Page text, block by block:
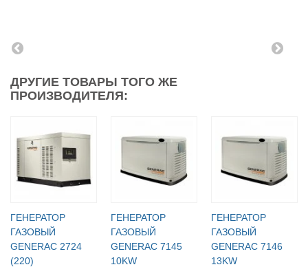
ДРУГИЕ ТОВАРЫ ТОГО ЖЕ
ПРОИЗВОДИТЕЛЯ:
ГЕНЕРАТОР
ГАЗОВЫЙ
GENERAC 2724
(220)
ГЕНЕРАТОР
ГАЗОВЫЙ
GENERAC 7145
10KW
ГЕНЕРАТОР
ГАЗОВЫЙ
GENERAC 7146
13KW